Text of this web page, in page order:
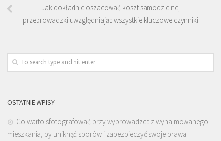
Jak dokładnie oszacować koszt samodzielnej
przeprowadzki uwzględniając wszystkie kluczowe czynniki
OSTATNIE WPISY
Co warto sfotografować przy wyprowadzce z wynajmowanego
mieszkania, by uniknąć sporów i zabezpieczyć swoje prawa